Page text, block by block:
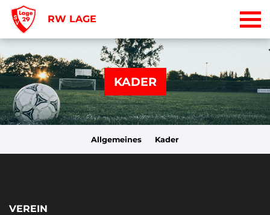
RW LAGE
KADER
Allgemeines Kader
VEREIN